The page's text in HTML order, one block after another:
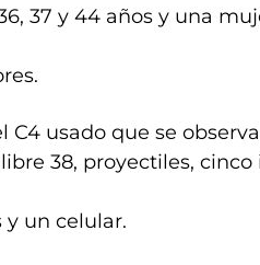
37 y 44 años y una
C4 usado que se
38, proyectiles,
un celular.